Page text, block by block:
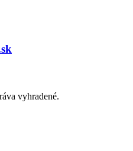
vyhradené.